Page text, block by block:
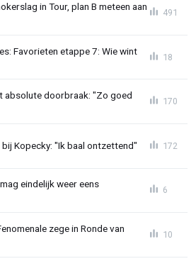
in Tour, plan B meteen aan
491
Favorieten etappe 7: Wie wint
18
absolute doorbraak: "Zo goed
170
Kopecky: "Ik baal ontzettend" 172
eindelijk weer eens
6
zege in Ronde van
10